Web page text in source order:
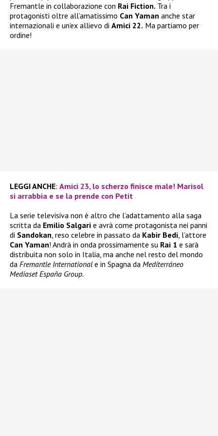
Fremantle in collaborazione con Rai Fiction. Tra i
protagonisti oltre all’amatissimo Can Yaman anche star
internazionali e un’ex allievo di Amici 22. Ma partiamo per
ordine!
LEGGI ANCHE: Amici 23, lo scherzo finisce male! Marisol
si arrabbia e se la prende con Petit
La serie televisiva non è altro che l’adattamento alla saga
scritta da Emilio Salgari e avrà come protagonista nei panni
di Sandokan, reso celebre in passato da Kabir Bedi, l’attore
Can Yaman! Andrà in onda prossimamente su Rai 1 e sarà
distribuita non solo in Italia, ma anche nel resto del mondo
da Fremantle International e in Spagna da Mediterráneo
Mediaset España Group.